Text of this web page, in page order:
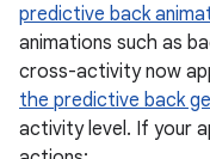
predictive back
animations such as
cross-activity now
the predictive back
activity level. If your